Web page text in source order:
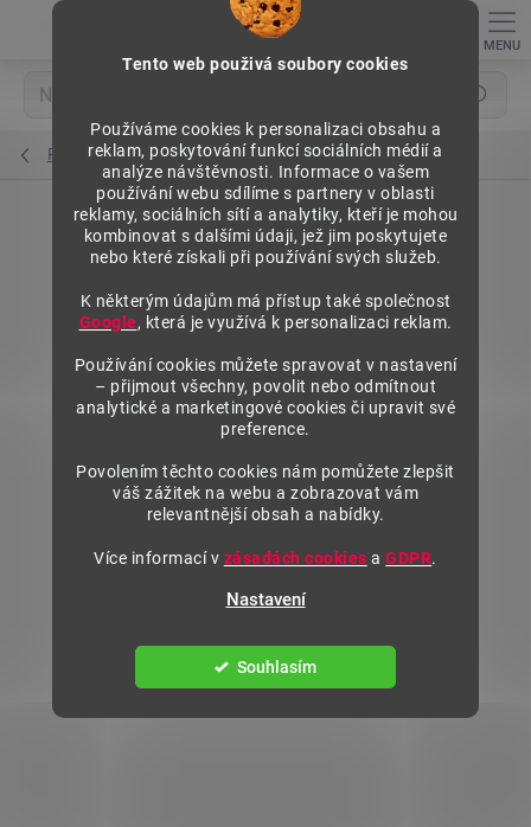
Tento web použivá soubory cookies
Používáme cookies k personalizaci obsahu a
reklam, poskytování funkcí sociálních médií a
analýze návštěvnosti. Informace o vašem
používání webu sdílíme s partnery v oblasti
reklamy, sociálních sítí a analytiky, kteří je mohou
kombinovat s dalšími údaji, jež jim poskytujete
nebo které získali při používání svých služeb.
K některým údajům má přístup také společnost
Google, která je využívá k personalizaci reklam.
Používání cookies můžete spravovat v nastavení
– přijmout všechny, povolit nebo odmítnout
analytické a marketingové cookies či upravit své
preference.
Povolením těchto cookies nám pomůžete zlepšit
váš zážitek na webu a zobrazovat vám
relevantnější obsah a nabídky.
Více informací v zásadách cookies aGDPR.
Nastavení
Souhlasím
Hledat
Police regálů